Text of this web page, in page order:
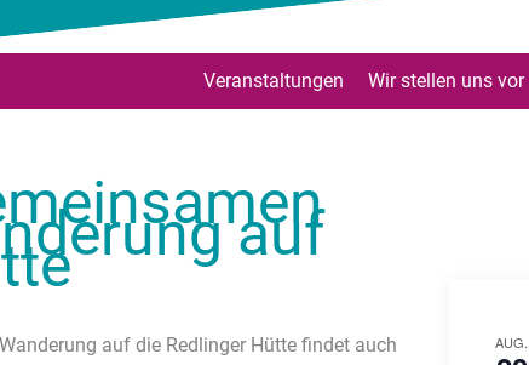
Veranstaltungen Wir stellen uns vor
auf
auf die Redlinger Hütte findet auch
AUG.